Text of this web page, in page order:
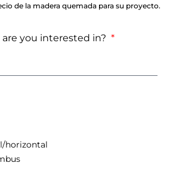
de la madera quemada para su proyecto.
you interested in?
horizontal